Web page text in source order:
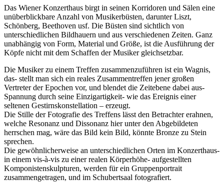
Das Wiener Konzerthaus birgt in seinen Korridoren und Sälen eine
unüberblickbare Anzahl von Musikerbüsten, darunter Liszt,
Schönberg, Beethoven usf. Die Büsten sind sichtlich von
unterschiedlichen Bildhauern und aus verschiedenen Zeiten. Ganz
unabhängig von Form, Material und Größe, ist die Ausführung der
Köpfe nicht mit dem Schaffen der Musiker gleichsetzbar.
Die Musiker zu einem Treffen zusammenzuführen ist ein Wagnis,
das- stellt man sich ein reales Zusammentreffen jener großen
Vertreter der Epochen vor, und blendet die Zeitebene dabei aus-
Spannung durch seine Einzigartigkeit- wie das Ereignis einer
seltenen Gestirnskonstellation – erzeugt.
Die Stille der Fotografie des Treffens lässt den Betrachter erahnen,
welche Resonanz und Dissonanz hier unter den Abgebildeten
herrschen mag, wäre das Bild kein Bild, könnte Bronze zu Stein
sprechen.
Die gewöhnlicherweise an unterschiedlichen Orten im Konzerthaus-
in einem vis-à-vis zu einer realen Körperhöhe- aufgestellten
Komponistenskulpturen, werden für ein Gruppenportrait
zusammengetragen, und im Schubertsaal fotografiert.